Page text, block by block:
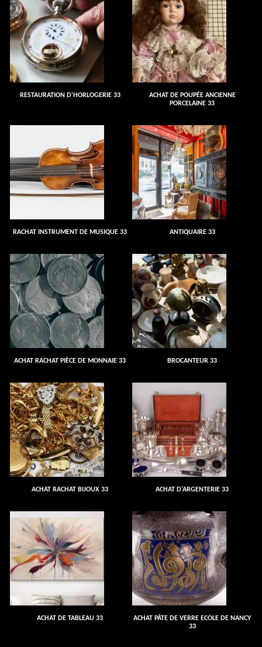
RESTAURATION D'HORLOGERIE 33
ACHAT DE POUPÉE ANCIENNE
PORCELAINE 33
RACHAT INSTRUMENT DE MUSIQUE 33 ANTIQUAIRE 33
ACHAT RACHAT PIÈCE DE MONNAIE 33 BROCANTEUR 33
ACHAT RACHAT BIJOUX 33 ACHAT D'ARGENTERIE 33
ACHAT DE TABLEAU 33
ACHAT PÂTE DE VERRE ECOLE DE NANCY
33